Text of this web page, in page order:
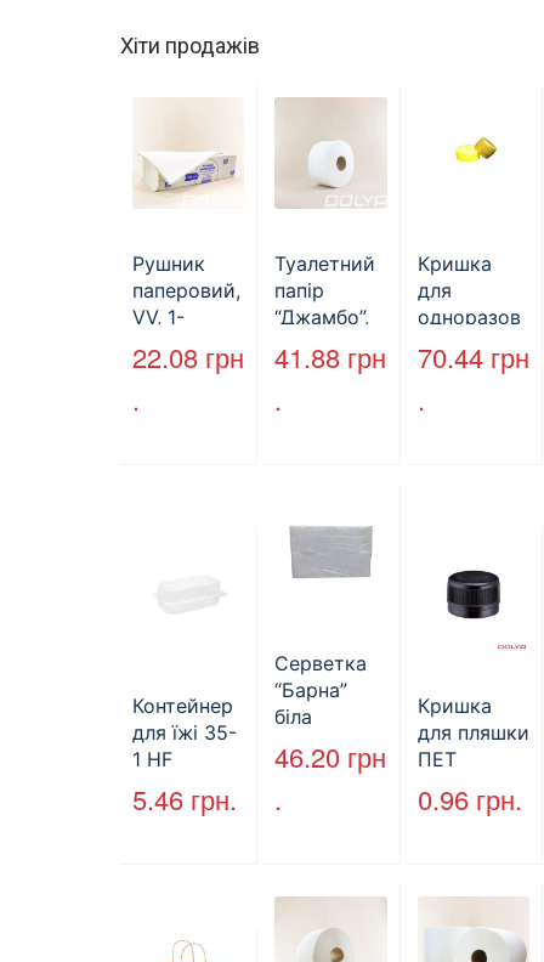
Хіти продажів
Рушник
паперовий,
VV, 1-
шаровий,
макулатура
22.08 грн
.
Туалетний
папір
“Джамбо”,
B2B
Service,
41.88 грн
.
Кришка
для
одноразов
ої пляшки,
ПЕТ,
70.44 грн
.
Контейнер
для їжі 35-
1 HF
227*127*85
мм
5.46 грн.
Серветка
“Барна”
біла
PAPERO
500 шт (6/
46.20 грн
.
Кришка
для пляшки
ПЕТ
стандарт
(КВ-28мм),
0.96 грн.